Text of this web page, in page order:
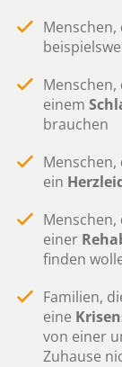
Menschen,
einem
brauchen
Menschen,
ein
einer
finden
Familien,
eine
von einer
Zuhause